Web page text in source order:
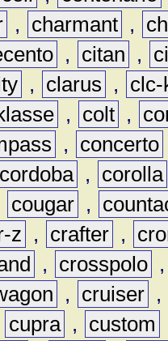
, charmant ,
, citan ,
, clarus ,
clc-
, colt ,
, concerto
cordoba ,
corolla
cougar ,
z , crafter ,
, crosspolo
, cruiser ,
cupra , custom